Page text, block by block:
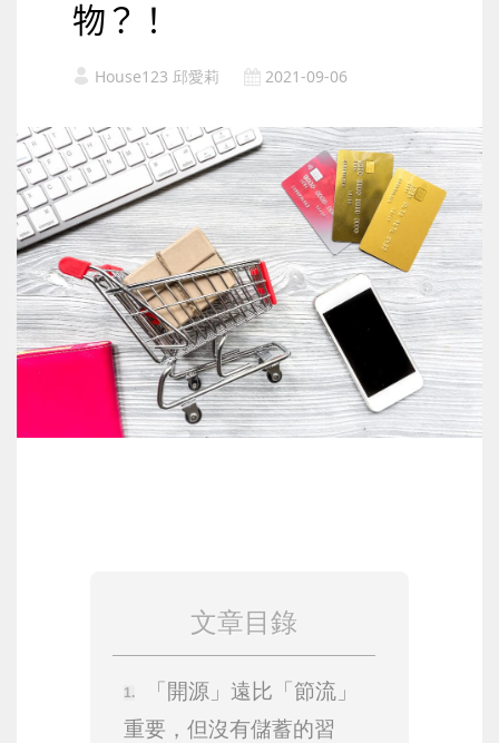
物？！
House123 邱愛莉 2021-09-06
文章目錄
「開源」遠比「節流」
重要，但沒有儲蓄的習